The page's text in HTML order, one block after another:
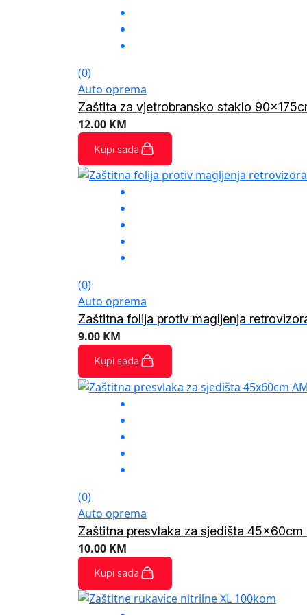
(0)
Auto oprema
Zaštita za vjetrobransko staklo
12.00 KM
Kupi sada
(0)
Auto oprema
Zaštitna folija protiv magljenja
9.00 KM
Kupi sada
(0)
Auto oprema
Zaštitna presvlaka za sjedišta 45x60cm
10.00 KM
Kupi sada